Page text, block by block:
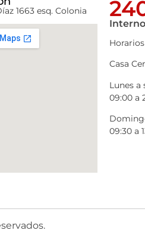
1663 esq. Colonia
Horarios
Casa
Lunes a
09:00 a
09:30 a